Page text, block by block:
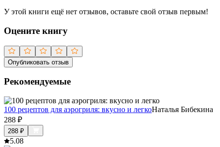
У этой книги ещё нет отзывов, оставьте свой отзыв первым!
Оцените книгу
Опубликовать отзыв
Рекомендуемые
100 рецептов для аэрогриля: вкусно и легкоНаталья Бибекина
288 ₽
288 ₽
5.08